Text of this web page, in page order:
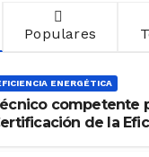
Populares
ENERGÉTICA
competente
de la